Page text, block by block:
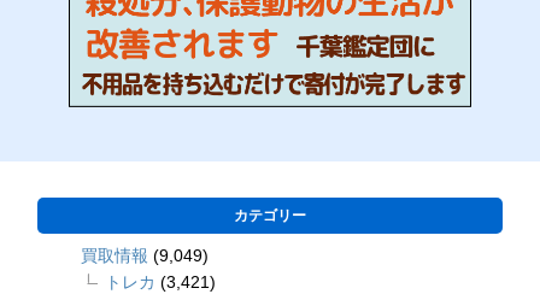
カテゴリー
買取情報 (9,049)
トレカ (3,421)